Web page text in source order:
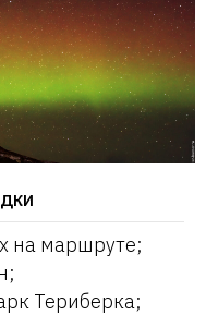
на маршруте;
Териберка;